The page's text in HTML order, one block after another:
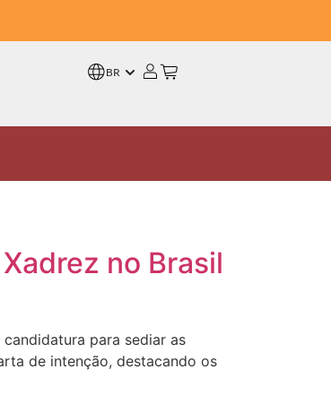
BR
no Brasil
para sediar as
de intenção, destacando os